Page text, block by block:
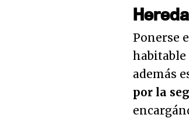
Ponerse
habitable
además
por la